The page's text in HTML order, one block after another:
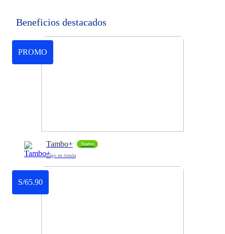
Beneficios destacados
PROMO
Tambo+ Nuevo
Pago en tienda
S/65.90